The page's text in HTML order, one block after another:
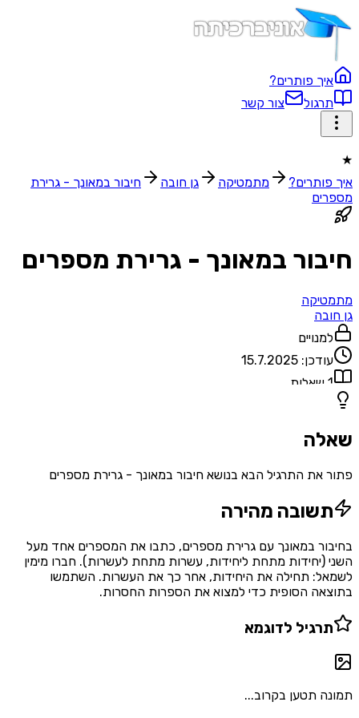
איך פותרים?
תרגול
צור קשר
★
איך פותרים?
מתמטיקה גן חובה
חיבור במאונך - גרירת
מספרים
חיבור במאונך - גרירת מספרים
מתמטיקה
גן חובה
למנויים
עודכן: 15.7.2025
1 שאלות
שאלה
פתור את התרגיל הבא בנושא חיבור במאונך - גרירת מספרים
תשובה מהירה
בחיבור במאונך עם גרירת מספרים, כתבו את המספרים אחד מעל
השני (יחידות מתחת ליחידות, עשרות מתחת לעשרות). חברו מימין
לשמאל: תחילה את היחידות, אחר כך את העשרות. השתמשו
בתוצאה הסופית כדי למצוא את הספרות החסרות.
תרגיל לדוגמא
תמונה תטען בקרוב...